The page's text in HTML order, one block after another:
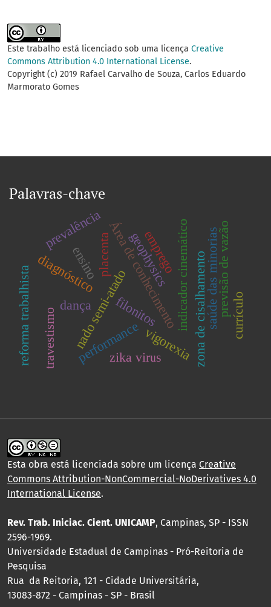
Este trabalho está licenciado sob uma licença Creative
Commons Attribution 4.0 International License.
Copyright (c) 2019 Rafael Carvalho de Souza, Carlos Eduardo
Marmorato Gomes
Palavras-chave
zona de cisalhamento
indicador cinemático
filonitos
dança
ensinoÁrea de conhecimento
nado semi-atado
performance
diagnóstico geophysics
travestismo
saúde das minoriasprevisão de vazãocurrículo
prevalência
reforma trabalhista
emprego
vigorexia
zika virus
placenta
Esta obra está licenciada sobre um licença Creative
Commons Attribution-NonCommercial-NoDerivatives 4.0
International License.
Rev. Trab. Iniciac. Cient. UNICAMP, Campinas, SP - ISSN
2596-1969.
Universidade Estadual de Campinas - Pró-Reitoria de
Pesquisa
Rua da Reitoria, 121 - Cidade Universitária,
13083-872 - Campinas - SP - Brasil